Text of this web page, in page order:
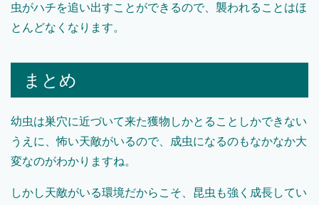
虫がハチを追い出すことができるので、襲われることはほ
とんどなくなります。
まとめ
幼虫は巣穴に近づいて来た獲物しかとることしかできない
うえに、怖い天敵がいるので、成虫になるのもなかなか大
変なのがわかりますね。
しかし天敵がいる環境だからこそ、昆虫も強く成長してい